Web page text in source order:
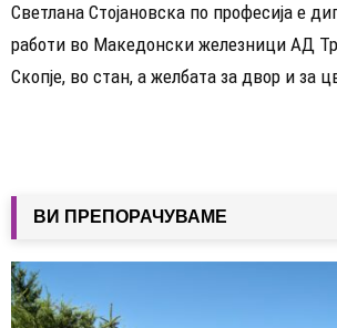
Светлана Стојановска по професија е
работи во Македонски железници АД
Скопје, во стан, а желбата за двор и за
ВИ ПРЕПОРАЧУВАМЕ